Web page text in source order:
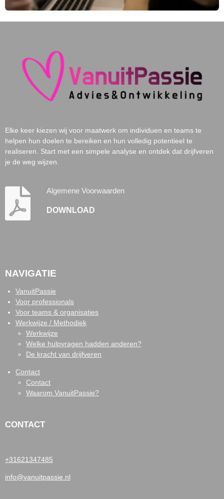
Elke keer kiezen wij voor maatwerk om individuen en teams te
helpen hun doelen te bereiken en hun volledig potentieel te
realiseren. Start met een simpele analyse en ontdek dat drijfveren
je de weg wijzen.
Algemene Voorwaarden
DOWNLOAD
NAVIGATIE
VanuitPassie
Voor professionals
Voor teams & organisaties
Werkwijze / Methodiek
Werkwijze
Welke hulpvragen hadden anderen?
De kracht van drijfveren
Contact
Contact
Waarom VanuitPassie?
CONTACT
+31621347485
info@vanuitpassie.nl